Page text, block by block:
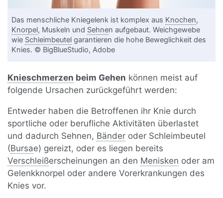
Das menschliche Kniegelenk ist komplex aus Knochen,
Knorpel, Muskeln und Sehnen aufgebaut. Weichgewebe
wie Schleimbeutel garantieren die hohe Beweglichkeit des
Knies. © BigBlueStudio, Adobe
Knieschmerzen beim Gehen können meist auf
folgende Ursachen zurückgeführt werden:
Entweder haben die Betroffenen ihr Knie durch
sportliche oder berufliche Aktivitäten überlastet
und dadurch Sehnen, Bänder oder Schleimbeutel
(Bursae) gereizt, oder es liegen bereits
Verschleißerscheinungen an den Menisken oder am
Gelenkknorpel oder andere Vorerkrankungen des
Knies vor.